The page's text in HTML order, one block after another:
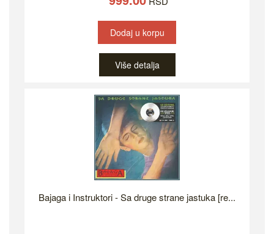
Dodaj u korpu
Više detalja
Bajaga i Instruktori - Sa druge strane jastuka [re...